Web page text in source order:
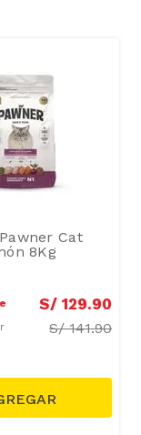
Cat
8Kg
S/ 129.90
S/141.90